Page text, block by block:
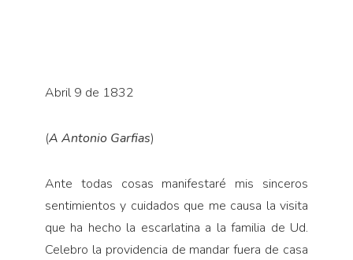
Abril 9 de 1832
(A Antonio Garfias)
Ante todas cosas manifestaré mis sinceros
sentimien­tos y cuidados que me causa la visita
que ha hecho la escarlatina a la familia de Ud.
Celebro la providencia de mandar fuera de casa